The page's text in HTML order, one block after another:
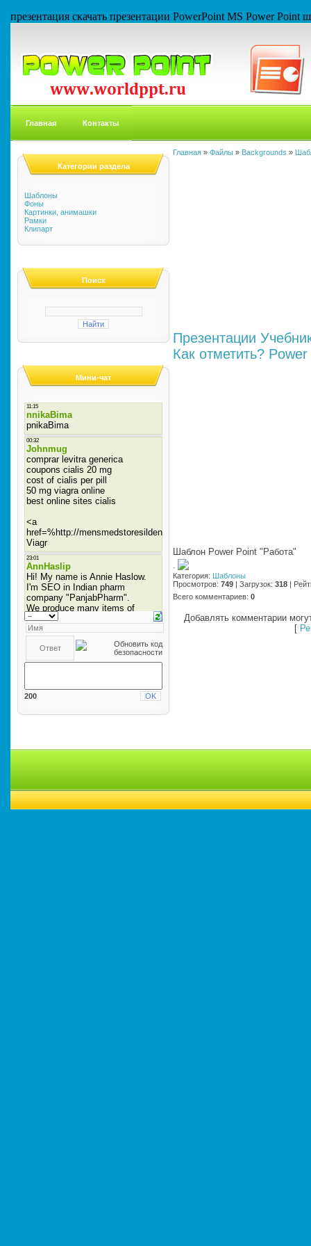
презентация скачать презентации PowerPoint MS Power
Главная Контакты
Категории раздела
Шаблоны
Фоны
Картинки, анимашки
Рамки
Клипарт
Поиск
Мини-чат
200
Главная » Файлы » Backgrounds »
Презентации
Как отметить?
Шаблон Power Point "Работа"
·
Категория: Шаблоны
Просмотров: 749 | Загрузок: 318 |
Всего комментариев: 0
Добавлять комментарии
[